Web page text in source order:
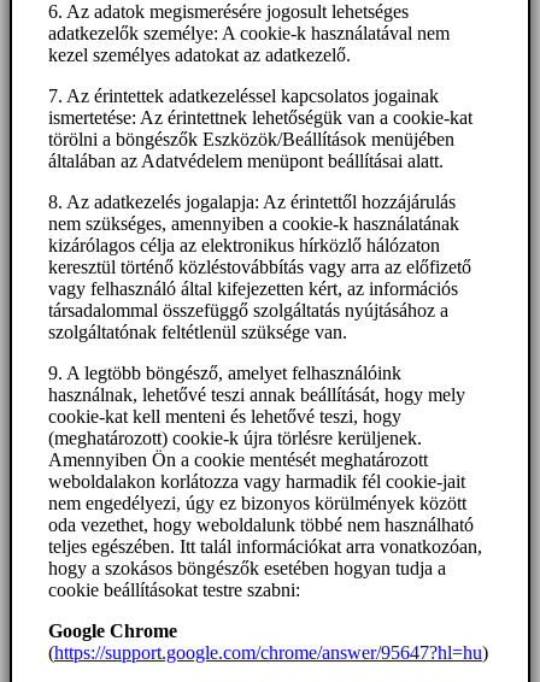
6. Az adatok megismerésére jogosult lehetséges
adatkezelők személye: A cookie-k használatával nem
kezel személyes adatokat az adatkezelő.
7. Az érintettek adatkezeléssel kapcsolatos jogainak
ismertetése: Az érintettnek lehetőségük van a cookie-kat
törölni a böngészők Eszközök/Beállítások menüjében
általában az Adatvédelem menüpont beállításai alatt.
8. Az adatkezelés jogalapja: Az érintettől hozzájárulás
nem szükséges, amennyiben a cookie-k használatának
kizárólagos célja az elektronikus hírközlő hálózaton
keresztül történő közléstovábbítás vagy arra az előfizető
vagy felhasználó által kifejezetten kért, az információs
társadalommal összefüggő szolgáltatás nyújtásához a
szolgáltatónak feltétlenül szüksége van.
9. A legtöbb böngésző, amelyet felhasználóink
használnak, lehetővé teszi annak beállítását, hogy mely
cookie-kat kell menteni és lehetővé teszi, hogy
(meghatározott) cookie-k újra törlésre kerüljenek.
Amennyiben Ön a cookie mentését meghatározott
weboldalakon korlátozza vagy harmadik fél cookie-jait
nem engedélyezi, úgy ez bizonyos körülmények között
oda vezethet, hogy weboldalunk többé nem használható
teljes egészében. Itt talál információkat arra vonatkozóan,
hogy a szokásos böngészők esetében hogyan tudja a
cookie beállításokat testre szabni:
Google Chrome
(https://support.google.com/chrome/answer/95647?hl=hu)